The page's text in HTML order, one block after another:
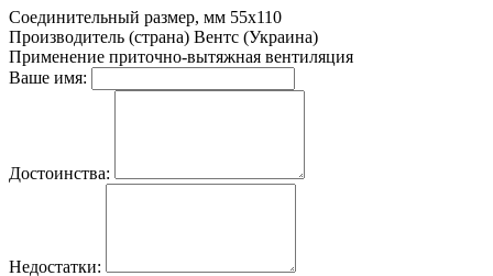
Соединительный размер, мм 55х110
Производитель (страна) Вентс (Украина)
Применение приточно-вытяжная вентиляция
Ваше имя:
Достоинства:
Недостатки: